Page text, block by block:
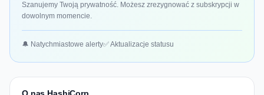
Szanujemy Twoją prywatność. Możesz zrezygnować z subskrypcji w
dowolnym momencie.
🔔 Natychmiastowe alerty✅ Aktualizacje statusu